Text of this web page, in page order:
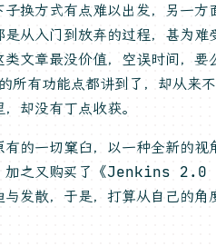
子换方式有点难以出发，另一
从入门到放弃的过程，甚为
文章最没价值，空误时间，要
功能点都讲到了，却从来不
却没有丁点收获。
有的一切窠臼，以一种全新
加之又购买了《Jenkins 2.0
与发散，于是，打算从自己的